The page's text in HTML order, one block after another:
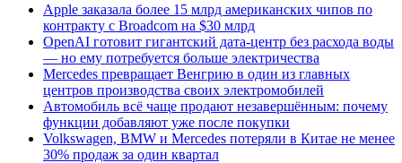
Apple заказала более 15 млрд американских чипов по
контракту с Broadcom на $30 млрд
OpenAI готовит гигантский дата-центр без расхода воды
— но ему потребуется больше электричества
Mercedes превращает Венгрию в один из главных
центров производства своих электромобилей
Автомобиль всё чаще продают незавершённым: почему
функции добавляют уже после покупки
Volkswagen, BMW и Mercedes потеряли в Китае не менее
30% продаж за один квартал